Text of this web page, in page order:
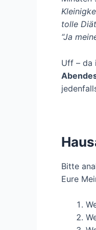
tolle
“Ja
Uff – da
Bitte
Eure